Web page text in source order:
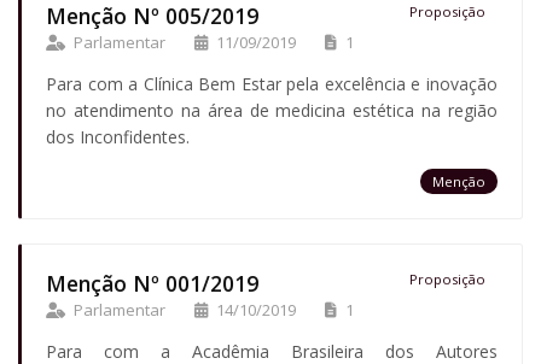
Menção Nº 005/2019 Proposição
Parlamentar 11/09/2019 1
Para com a Clínica Bem Estar pela excelência e inovação
no atendimento na área de medicina estética na região
dos Inconfidentes.
Menção
Menção Nº 001/2019 Proposição
Parlamentar 14/10/2019 1
Para com a Acadêmia Brasileira dos Autores